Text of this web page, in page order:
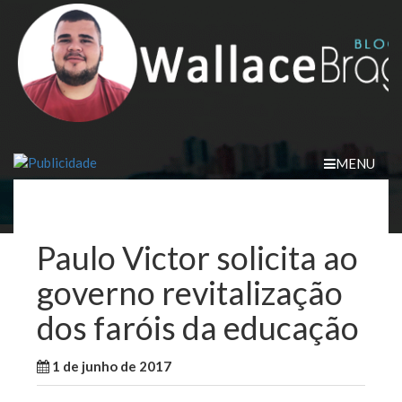
content
MENU
Paulo Victor solicita ao
governo revitalização
dos faróis da educação
1 de junho de 2017